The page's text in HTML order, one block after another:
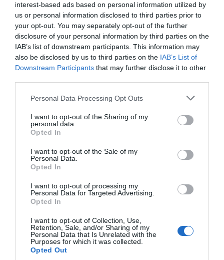
interest-based ads based on personal information utilized by
us or personal information disclosed to third parties prior to
your opt-out. You may separately opt-out of the further
disclosure of your personal information by third parties on the
IAB’s list of downstream participants. This information may
also be disclosed by us to third parties on the IAB’s List of
Downstream Participants that may further disclose it to other
Please note that this website/app uses one or more Google
not limited to your visit or usage behaviour. You may click to
grant or deny consent to Google and its third-party tags to
use your data for below specified purposes in below Google
consent section.
Personal Data Processing Opt Outs
I want to opt-out of the Sharing of my
personal data.
Opted In
I want to opt-out of the Sale of my
Personal Data.
Opted In
I want to opt-out of processing my
Personal Data for Targeted Advertising.
Opted In
I want to opt-out of Collection, Use,
Retention, Sale, and/or Sharing of my
Personal Data that Is Unrelated with the
Purposes for which it was collected.
Opted Out
Προτεινόμενα άρθρα
ΦΕΣΤΙΒΑΛ ΑΝΔΡΟΥ: Ένα βαθυστόχαστο έργο του
Μπέκετ
Η νεολαία της Άνδρου είναι εδώ. Χρειάζεται όμως
ευκαιρίες για να φανεί.
ΡΑΦΗΝΑ – ΘΕΟΥΤΑ σημειώσατε…
ΣΥΓΚΛΟΝΙΣΤΙΚΟΣ ΑΠΟΧΑΙΡΕΤΙΣΜΟΣ ΣΤΗ
ΚΑΠΕΤΑΝ ΑΝΤΩΝΗ ΒΙΔΑΛΗ
αναχώρηση εκείνης της ώρας…
Πρόσφατα Άρθρα